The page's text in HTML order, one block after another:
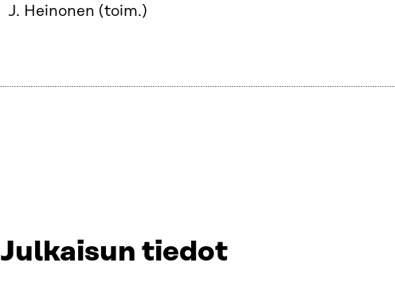
J. Heinonen (toim.)
Julkaisun tiedot